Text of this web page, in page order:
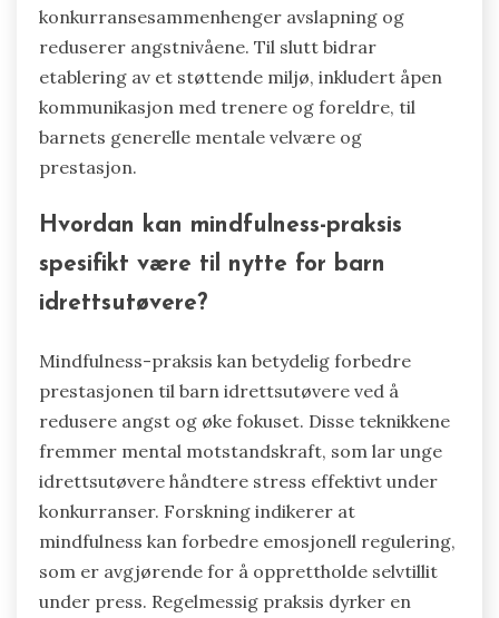
konkurransesammenhenger avslapning og
reduserer angstnivåene. Til slutt bidrar
etablering av et støttende miljø, inkludert åpen
kommunikasjon med trenere og foreldre, til
barnets generelle mentale velvære og
prestasjon.
Hvordan kan mindfulness-praksis
spesifikt være til nytte for barn
idrettsutøvere?
Mindfulness-praksis kan betydelig forbedre
prestasjonen til barn idrettsutøvere ved å
redusere angst og øke fokuset. Disse teknikkene
fremmer mental motstandskraft, som lar unge
idrettsutøvere håndtere stress effektivt under
konkurranser. Forskning indikerer at
mindfulness kan forbedre emosjonell regulering,
som er avgjørende for å opprettholde selvtillit
under press. Regelmessig praksis dyrker en